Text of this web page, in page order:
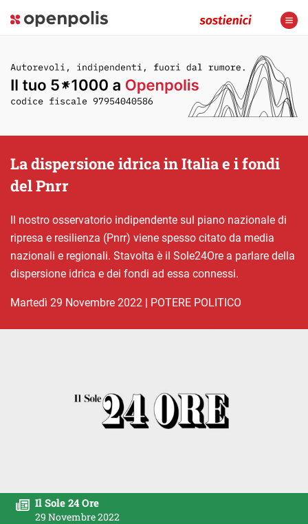
La dispersione idrica in Italia e i fondi
del Pnrr
Il nostro osservatorio indipendente sul piano nazionale di
ripresa e resilienza (Pnrr) viene spesso citato da media
nazionali e regionali. Stavolta è il Sole24Ore a parlare della
dispersione idrica e dei fondi ad essa connessi.
martedì 29 Novembre 2022 | POTERE POLITICO
Il Sole 24 Ore
29 Novembre 2022